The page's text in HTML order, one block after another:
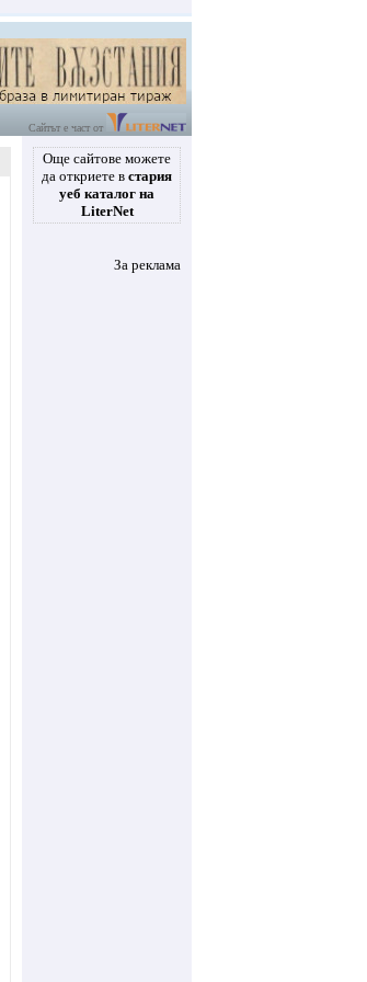
Сайтът е част от
Още сайтове можете
да откриете в стария
уеб каталог на
LiterNet
За реклама